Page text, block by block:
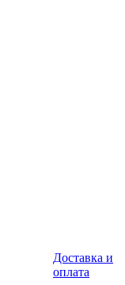
Доставка и
оплата